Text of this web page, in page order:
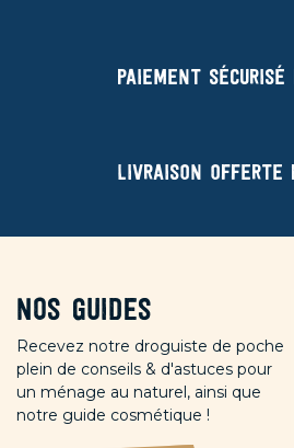
Paiement sécurisé
Livraison offerte
Nos guides
Recevez notre droguiste de poche
plein de conseils & d'astuces pour
un ménage au naturel, ainsi que
notre guide cosmétique !